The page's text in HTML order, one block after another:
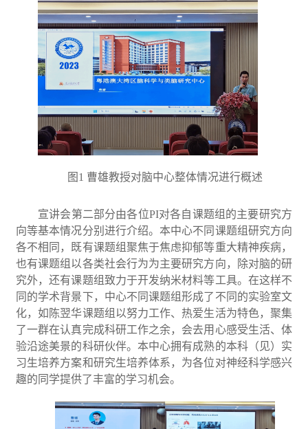
图1 曹雄教授对脑中心整体情况进行概述
宣讲会第二部分由各位PI对各自课题组的主要研究方
向等基本情况分别进行介绍。本中心不同课题组研究方向
各不相同，既有课题组聚焦于焦虑抑郁等重大精神疾病，
也有课题组以各类社会行为为主要研究方向，除对脑的研
究外，还有课题组致力于开发纳米材料等工具。在这样不
同的学术背景下，中心不同课题组形成了不同的实验室文
化，如陈翌华课题组以努力工作、热爱生活为特色，聚集
了一群在认真完成科研工作之余，会去用心感受生活、体
验沿途美景的科研伙伴。本中心拥有成熟的本科（见）实
习生培养方案和研究生培养体系，为各位对神经科学感兴
趣的同学提供了丰富的学习机会。